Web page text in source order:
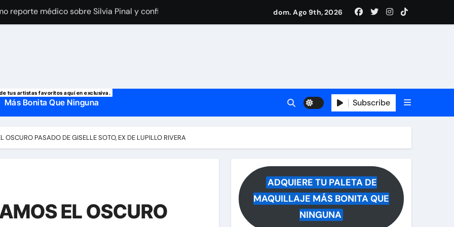
Laury Saavedra por Yailin La Más Viral? El cantante reaparece tras rumores
la muerte de su primer esposo y su actual marido reacciona a la noticia
dom. Ago 9th, 2026
tus artistas favoritos aquí en exclusiva.
Más Bonita Que Ninguna Subscribe
OSCURO PASADO DE GISELLE SOTO, EX DE LUPILLO RIVERA
EL OSCURO
ADQUIERE TU PALETA DE
MAQUILLAJE MÁS BONITA QUE
NINGUNA